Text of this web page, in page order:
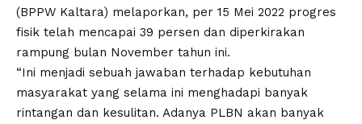
(BPPW Kaltara) melaporkan, per 15 Mei 2022 progres
fisik telah mencapai 39 persen dan diperkirakan
rampung bulan November tahun ini.
“Ini menjadi sebuah jawaban terhadap kebutuhan
masyarakat yang selama ini menghadapi banyak
rintangan dan kesulitan. Adanya PLBN akan banyak